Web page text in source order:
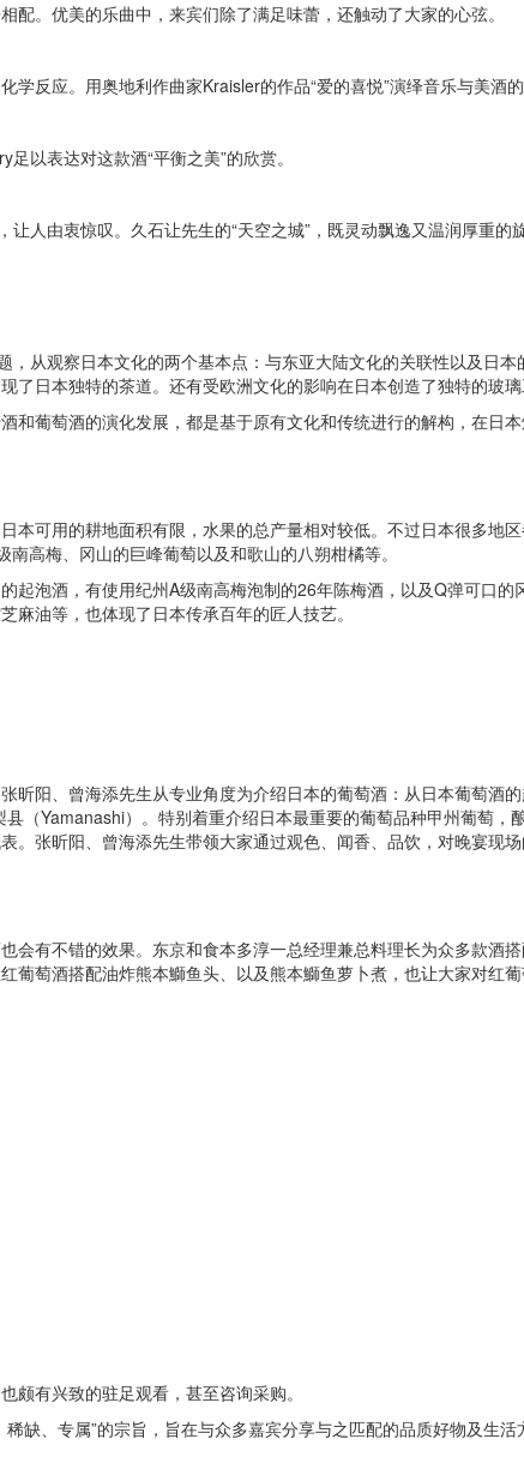
。优美的乐曲中，来宾们除了满足味蕾，还触动了大家的心弦。
反应。用奥地利作曲家Kraisler的作品“爱的喜悦”演绎音乐与美酒的
以表达对这款酒“平衡之美”的欣赏。
人由衷惊叹。久石让先生的“天空之城”，既灵动飘逸又温润厚重
从观察日本文化的两个基本点：与东亚大陆文化的关联性以及日
日本独特的茶道。还有受欧洲文化的影响在日本创造了独特的玻璃
葡萄酒的演化发展，都是基于原有文化和传统进行的解构，在日本
可用的耕地面积有限，水果的总产量相对较低。不过日本很多地
高梅、冈山的巨峰葡萄以及和歌山的八朔柑橘等。
泡酒，有使用纪州A级南高梅泡制的26年陈梅酒，以及Q弹可口的
油等，也体现了日本传承百年的匠人技艺。
阳、曾海添先生从专业角度为介绍日本的葡萄酒：从日本葡萄酒
（Yamanashi）。特别着重介绍日本最重要的葡萄品种甲州葡萄，
张昕阳、曾海添先生带领大家通过观色、闻香、品饮，对晚宴现场
有不错的效果。东京和食本多淳一总经理兼总料理长为众多款酒
萄酒搭配油炸熊本鰤鱼头、以及熊本鰤鱼萝卜煮，也让大家对红
有兴致的驻足观看，甚至咨询采购。
缺、专属”的宗旨，旨在与众多嘉宾分享与之匹配的品质好物及生